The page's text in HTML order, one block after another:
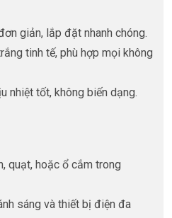
giản, lắp đặt nhanh chóng.
tinh tế, phù hợp mọi không
nhiệt tốt, không biến dạng.
quạt, hoặc ổ cắm trong
sáng và thiết bị điện đa